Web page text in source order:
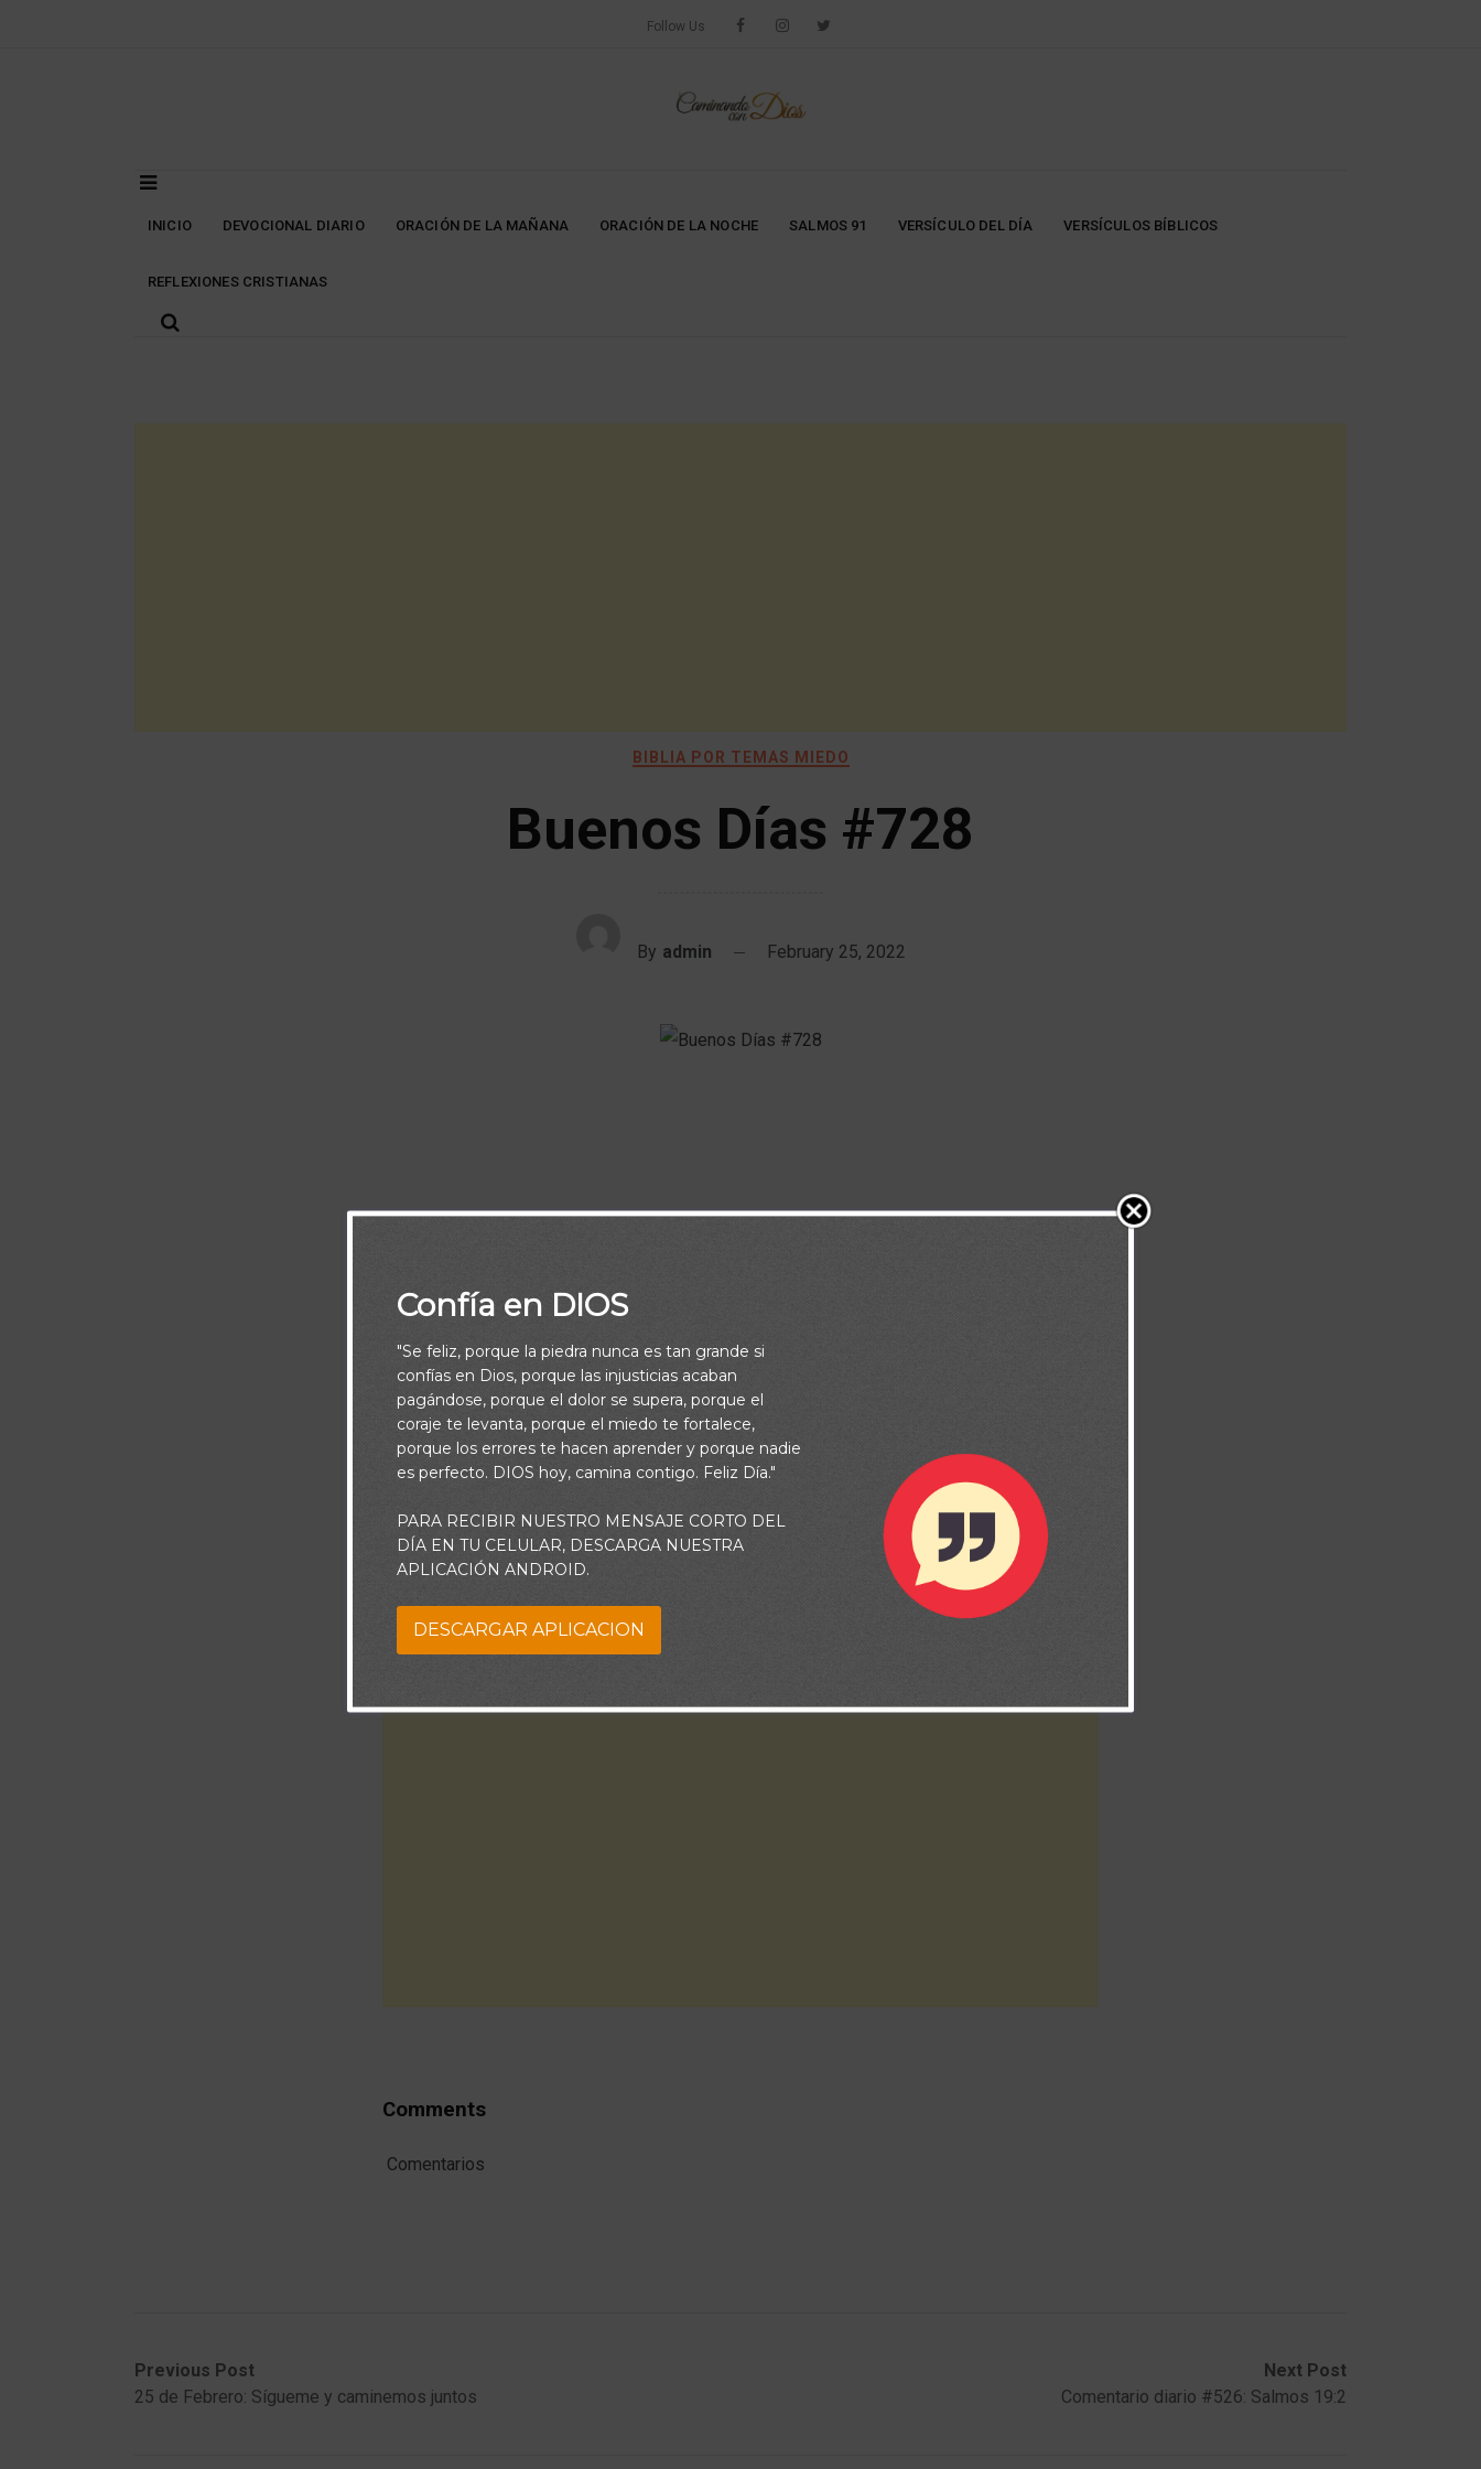
Follow Us
INICIO DEVOCIONAL DIARIO ORACIÓN DE LA MAÑANA ORACIÓN DE LA NOCHE SALMOS 91 VERSÍCULO DEL DÍA VERSÍCULOS BÍBLICOS
REFLEXIONES CRISTIANAS
BIBLIA POR TEMAS MIEDO
Buenos Días #728
By admin February 25, 2022
Un nuevo comienzo, un nuevo despertar y cómo cada día GRACIA A DIOS por todo lo
bueno que diariamente nos regala.
Comments
Comentarios
Previous Post
25 de Febrero: Sígueme y caminemos juntos
Next Post
Comentario diario #526: Salmos 19:2
Confía en DIOS
"Se feliz, porque la piedra nunca es tan grande si
confías en Dios, porque las injusticias acaban
pagándose, porque el dolor se supera, porque el
coraje te levanta, porque el miedo te fortalece,
porque los errores te hacen aprender y porque nadie
es perfecto. DIOS hoy, camina contigo. Feliz Día."
PARA RECIBIR NUESTRO MENSAJE CORTO DEL
DÍA EN TU CELULAR, DESCARGA NUESTRA
APLICACIÓN ANDROID.
DESCARGAR APLICACION